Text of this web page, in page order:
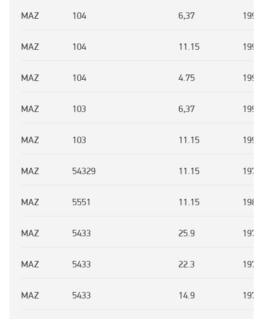
MAZ 104 6,37
MAZ 104 11.15
MAZ 104 4.75
MAZ 103 6,37
MAZ 103 11.15
MAZ 54329 11.15
MAZ 5551 11.15
MAZ 5433 25.9
MAZ 5433 22.3
MAZ 5433 14.9